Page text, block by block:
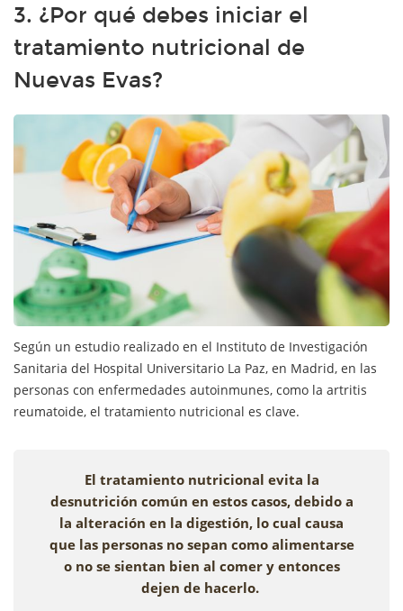
3. ¿Por qué debes iniciar el
tratamiento nutricional de
Nuevas Evas?
Según un estudio realizado en el Instituto de Investigación
Sanitaria del Hospital Universitario La Paz, en Madrid, en las
personas con enfermedades autoinmunes, como la artritis
reumatoide, el tratamiento nutricional es clave.
El tratamiento nutricional evita la
desnutrición común en estos casos, debido a
la alteración en la digestión, lo cual causa
que las personas no sepan como alimentarse
o no se sientan bien al comer y entonces
dejen de hacerlo.